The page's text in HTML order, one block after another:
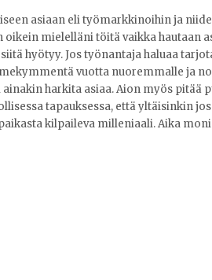
asiaan eli työmarkkinoihin ja
mielelläni töitä vaikka hautaan
hyötyy. Jos työnantaja haluaa
vuotta nuoremmalle ja
harkita asiaa. Aion myös pitää
tapauksessa, että yltäisinkin
kilpaileva milleniaali. Aika